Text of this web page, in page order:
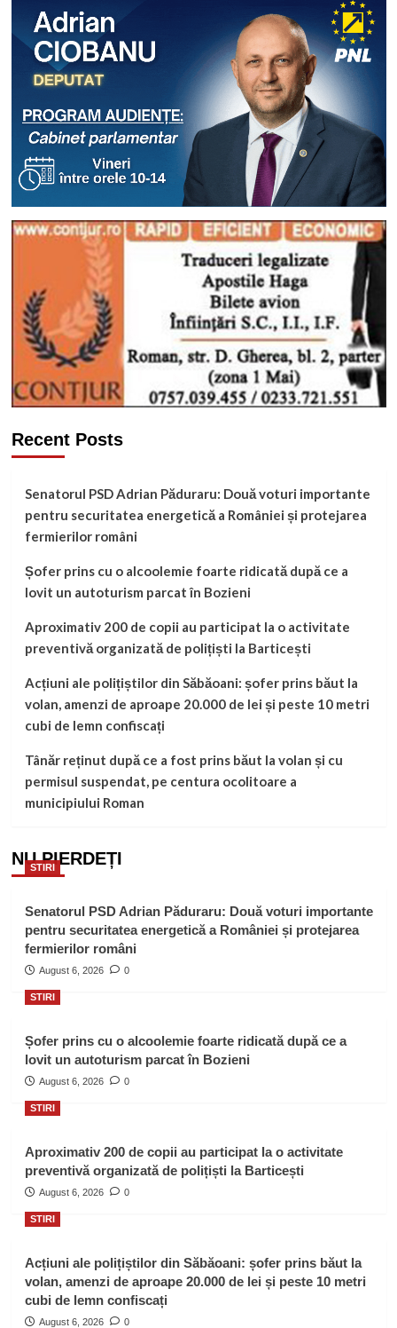
Recent Posts
Senatorul PSD Adrian Păduraru: Două voturi importante
pentru securitatea energetică a României și protejarea
fermierilor români
Șofer prins cu o alcoolemie foarte ridicată după ce a
lovit un autoturism parcat în Bozieni
Aproximativ 200 de copii au participat la o activitate
preventivă organizată de polițiști la Barticești
Acțiuni ale polițiștilor din Săbăoani: șofer prins băut la
volan, amenzi de aproape 20.000 de lei și peste 10 metri
cubi de lemn confiscați
Tânăr reținut după ce a fost prins băut la volan și cu
permisul suspendat, pe centura ocolitoare a
municipiului Roman
NU PIERDEȚI
STIRI
Senatorul PSD Adrian Păduraru: Două voturi importante
pentru securitatea energetică a României și protejarea
fermierilor români
August 6, 2026 0
STIRI
Șofer prins cu o alcoolemie foarte ridicată după ce a
lovit un autoturism parcat în Bozieni
August 6, 2026 0
STIRI
Aproximativ 200 de copii au participat la o activitate
preventivă organizată de polițiști la Barticești
August 6, 2026 0
STIRI
Acțiuni ale polițiștilor din Săbăoani: șofer prins băut la
volan, amenzi de aproape 20.000 de lei și peste 10 metri
cubi de lemn confiscați
August 6, 2026 0